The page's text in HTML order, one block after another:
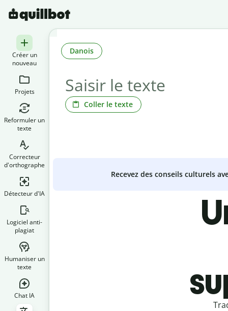
Créer un
nouveau
Projets
Reformuler un
texte
Correcteur
d'orthographe
Détecteur d'IA
Logiciel anti-
plagiat
Humaniser un
texte
Chat IA
Coller le texte
Danois
Recevez des conseils culturels